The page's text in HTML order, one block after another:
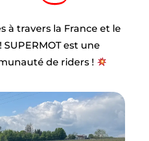
à travers la France et le
est une
de riders !